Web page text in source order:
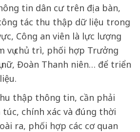
tin dân cư trên địa bàn,
tác thu thập dữ liệu trong
Công an viên là lực lượng
vụ chủ trì, phối hợp Trưởng
nữ, Đoàn Thanh niên… để triển
thập thông tin, cần phải
chính xác và đúng thời
ra, phối hợp các cơ quan